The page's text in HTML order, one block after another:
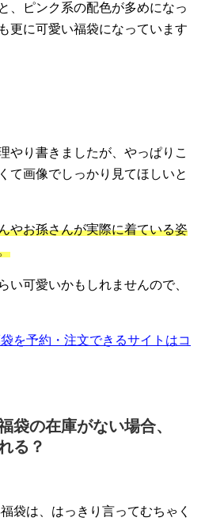
、ピンク系の配色が多めになっ
更に可愛い福袋になっています
やり書きましたが、やっぱりこ
て画像でしっかり見てほしいと
やお孫さんが実際に着ている姿
い可愛いかもしれませんので、
を予約・注文できるサイトはコ
袋の在庫がない場合、
る？
袋は、はっきり言ってむちゃく